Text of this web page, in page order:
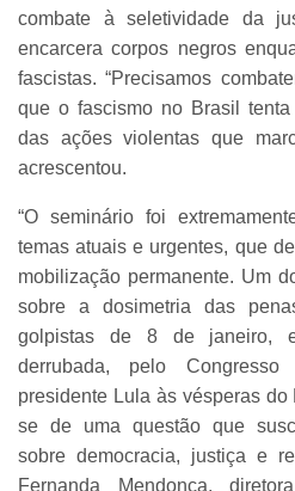
combate à seletividade da
encarcera corpos negros
fascistas. “Precisamos
que o fascismo no Brasil
das ações violentas que
acrescentou.
“O seminário foi
temas atuais e urgentes, que
mobilização permanente. Um
sobre a dosimetria das
golpistas de 8 de janeiro,
derrubada, pelo
presidente Lula às vésperas do
se de uma questão que
sobre democracia, justiça e
Fernanda Mendonça,